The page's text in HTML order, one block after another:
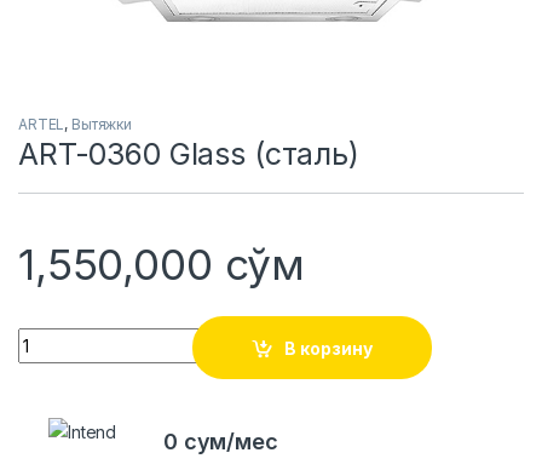
ARTEL, Вытяжки
ART-0360 Glass (сталь)
1,550,000 сўм
Quantity
В корзину
0 сум/мес